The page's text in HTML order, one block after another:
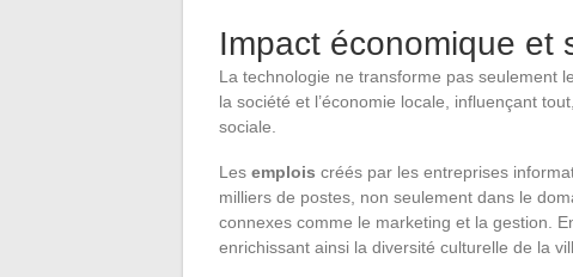
Impact économique et
La technologie ne transforme pas seulement
la société et l’économie locale, influençant
sociale.
Les emplois créés par les entreprises
milliers de postes, non seulement dans le
connexes comme le marketing et la gestion.
enrichissant ainsi la diversité culturelle de la